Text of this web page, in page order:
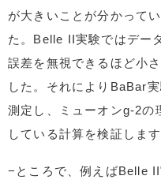
が大きいことが分かって
た。Belle II実験ではデー
誤差を無視できるほど小
した。それによりBaBar
測定し、ミューオンg-2の
している計算を検証します
−ところで、例えばBelle